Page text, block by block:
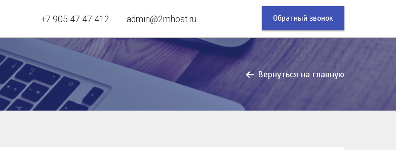
+7 905 47 47 412 admin@2mhost.ru Обратный звонок
Вернуться на главную